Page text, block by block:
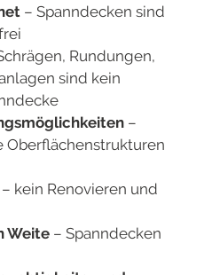
– Spanndecken sind
Rundungen,
sind kein
–
– kein Renovieren und
Weite – Spanndecken